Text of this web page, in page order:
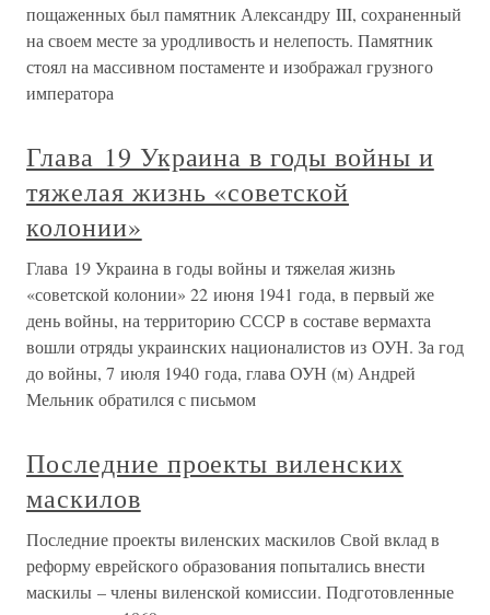
пощаженных был памятник Александру III, сохраненный
на своем месте за уродливость и нелепость. Памятник
стоял на массивном постаменте и изображал грузного
императора
Глава 19 Украина в годы войны и
тяжелая жизнь «советской
колонии»
Глава 19 Украина в годы войны и тяжелая жизнь
«советской колонии» 22 июня 1941 года, в первый же
день войны, на территорию СССР в составе вермахта
вошли отряды украинских националистов из ОУН. За год
до войны, 7 июля 1940 года, глава ОУН (м) Андрей
Мельник обратился с письмом
Последние проекты виленских
маскилов
Последние проекты виленских маскилов Свой вклад в
реформу еврейского образования попытались внести
маскилы – члены виленской комиссии. Подготовленные